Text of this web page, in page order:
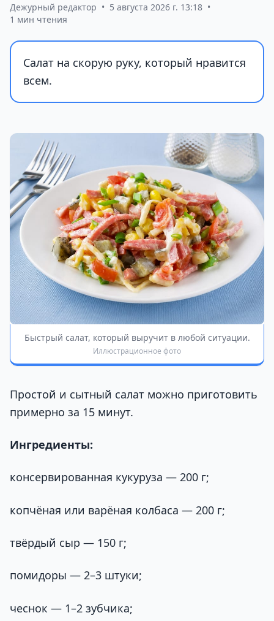
Дежурный редактор • 5 августа 2026 г. 13:18 •
1 мин чтения
Салат на скорую руку, который нравится
всем.
Быстрый салат, который выручит в любой ситуации.
Иллюстрационное фото
Простой и сытный салат можно приготовить
примерно за 15 минут.
Ингредиенты:
консервированная кукуруза — 200 г;
копчёная или варёная колбаса — 200 г;
твёрдый сыр — 150 г;
помидоры — 2–3 штуки;
чеснок — 1–2 зубчика;